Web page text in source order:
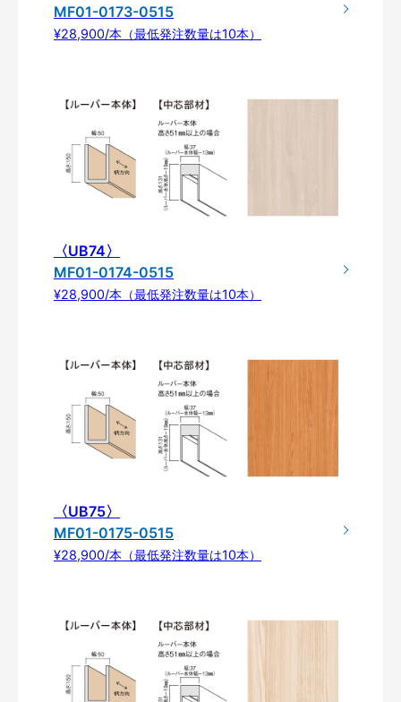
MF01-0173-0515
¥28,900/本（最低発注数量は10本）
〈UB74〉
MF01-0174-0515
¥28,900/本（最低発注数量は10本）
〈UB75〉
MF01-0175-0515
¥28,900/本（最低発注数量は10本）